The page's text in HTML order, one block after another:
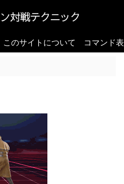
このサイトについて コマンド